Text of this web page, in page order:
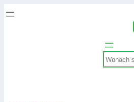
Search